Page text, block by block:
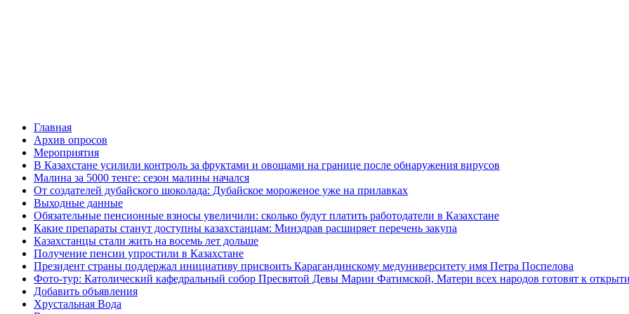
Главная
Архив опросов
Мероприятия
В Казахстане усилили контроль за фруктами и овощами на границе после обнаружения вирусов
Малина за 5000 тенге: сезон малины начался
От создателей дубайского шоколада: Дубайское мороженое уже на прилавках
Выходные данные
Обязательные пенсионные взносы увеличили: сколько будут платить работодатели в Казахстане
Какие препараты станут доступны казахстанцам: Минздрав расширяет перечень закупа
Казахстанцы стали жить на восемь лет дольше
Получение пенсии упростили в Казахстане
Президент страны поддержал инициативу присвоить Карагандинскому медуниверситету имя Петра Поспелова
Фото-тур: Католический кафедральный собор Пресвятой Девы Марии Фатимской, Матери всех народов готовят к
Добавить объявления
Хрустальная Вода